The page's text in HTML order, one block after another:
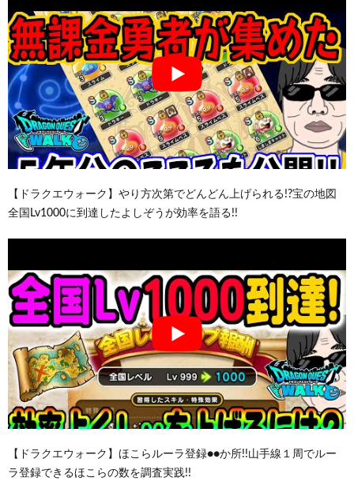
【ドラクエウォーク】やり方次第でどんどん上げられる!?宝の地図
全国Lv1000に到達したよしぞうが効率を語る!!
【ドラクエウォーク】ほこらルーラ登録●●か所!!山手線１周でルー
ラ登録できるほこらの数を調査実践!!